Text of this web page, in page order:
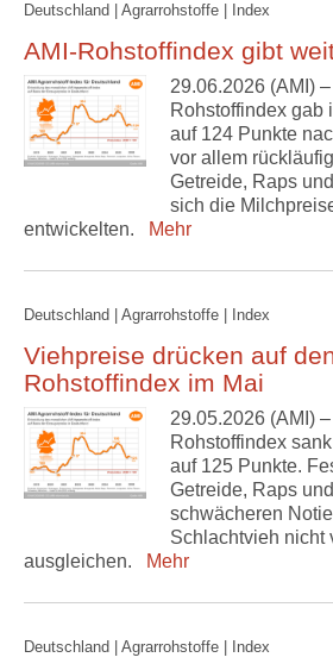
Deutschland | Agrarrohstoffe | Index
AMI-Rohstoffindex gibt
29.06.2026 (AMI)
Rohstoffindex gab
auf 124 Punkte
vor allem
Getreide, Raps
sich die
entwickelten.
Mehr
Deutschland | Agrarrohstoffe | Index
Viehpreise drücken auf
Rohstoffindex im Mai
29.05.2026 (AMI)
Rohstoffindex
auf 125 Punkte.
Getreide, Raps
schwächeren
Schlachtvieh nicht
ausgleichen.
Mehr
Deutschland | Agrarrohstoffe | Index